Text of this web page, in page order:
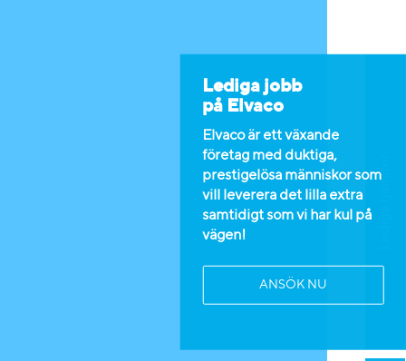
Lediga tjänster
Lediga jobb
på Elvaco
Elvaco är ett växande
företag med duktiga,
prestigelösa människor som
vill leverera det lilla extra
samtidigt som vi har kul på
vägen!
ANSÖK NU